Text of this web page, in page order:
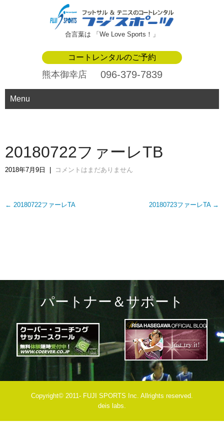
合言葉は 「We Love Sports！」
コートレンタルのご予約
熊本御幸店 096-379-7839
Menu
20180722ファーレTB
2018年7月9日 コメントはまだありません
Post
← 20180722ファーレTA 20180723ファーレTA →
パートナー＆サポート
Copyright© 2011- FUJI SPORTS Inc. Allrights reserved.
deis labs.